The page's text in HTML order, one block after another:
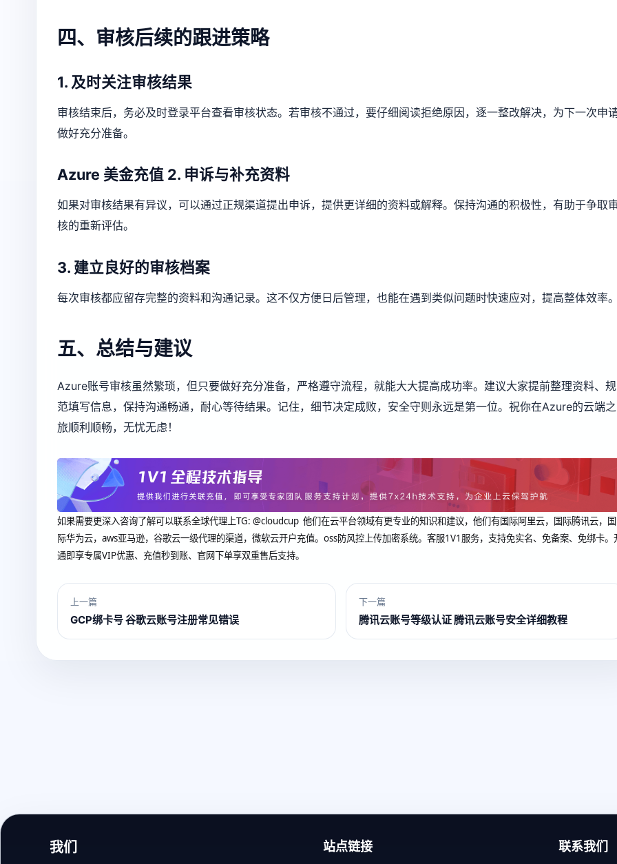
四、审核后续的跟进策略
1. 及时关注审核结果
审核结束后，务必及时登录平台查看审核状态。若审核不通过，要仔细阅读拒绝原因，逐一整改解决，为下一次申
做好充分准备。
Azure 美金充值 2. 申诉与补充资料
如果对审核结果有异议，可以通过正规渠道提出申诉，提供更详细的资料或解释。保持沟通的积极性，有助于争取
核的重新评估。
3. 建立良好的审核档案
每次审核都应留存完整的资料和沟通记录。这不仅方便日后管理，也能在遇到类似问题时快速应对，提高整体效率
五、总结与建议
Azure账号审核虽然繁琐，但只要做好充分准备，严格遵守流程，就能大大提高成功率。建议大家提前整理资料、规
范填写信息，保持沟通畅通，耐心等待结果。记住，细节决定成败，安全守则永远是第一位。祝你在Azure的云端之
旅顺利顺畅，无忧无虑！
如果需要更深入咨询了解可以联系全球代理上TG: @cloudcup 他们在云平台领域有更专业的知识和建议，他们有国际阿里云，国际腾讯云，国
际华为云，aws亚马逊，谷歌云一级代理的渠道，微软云开户充值。oss防风控上传加密系统。客服1V1服务，支持免实名、免备案、免绑卡。
通即享专属VIP优惠、充值秒到账、官网下单享双重售后支持。
上一篇
GCP绑卡号 谷歌云账号注册常见错误
下一篇
腾讯云账号等级认证 腾讯云账号安全详细教程
我们 站点链接 联系我们